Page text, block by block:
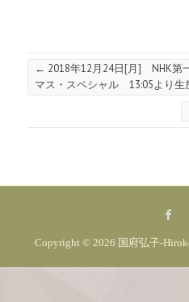
← 2018年12月24日[月] NHK
マス・スペシャル 13:05より生
Copyright © 2026 国府弘子-